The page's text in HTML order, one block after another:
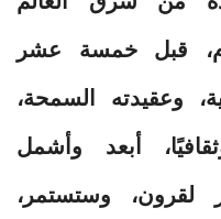
قبل خمسة عشر
وعقيدته السمحة،
أبعد وأشمل
لقرون، وستستمر،